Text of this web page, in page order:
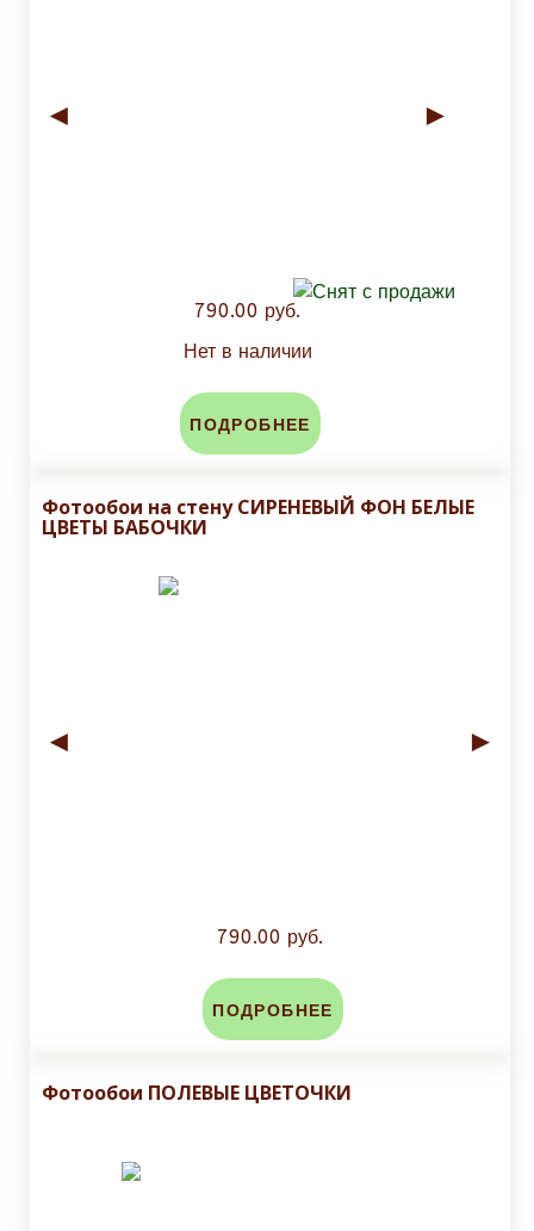
◄ ►
790.00 руб.
Нет в наличии
ПОДРОБНЕЕ
Фотообои на стену СИРЕНЕВЫЙ ФОН БЕЛЫЕ
ЦВЕТЫ БАБОЧКИ
◄ ►
790.00 руб.
ПОДРОБНЕЕ
Фотообои ПОЛЕВЫЕ ЦВЕТОЧКИ